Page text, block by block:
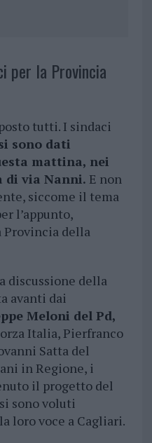
per la Provincia
tutti. I sindaci
sono dati
mattina, nei
di via Nanni. E non
siccome il tema
l’appunto,
Provincia della
discussione della
avanti dai
Meloni del Pd,
Italia, Pierfranco
Satta del
in Regione, i
il progetto del
sono voluti
loro voce a Cagliari.